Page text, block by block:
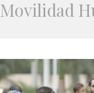
Movilidad